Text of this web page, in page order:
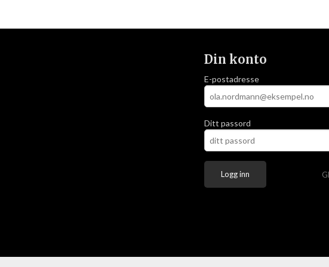
Din konto
E-postadresse
Ditt passord